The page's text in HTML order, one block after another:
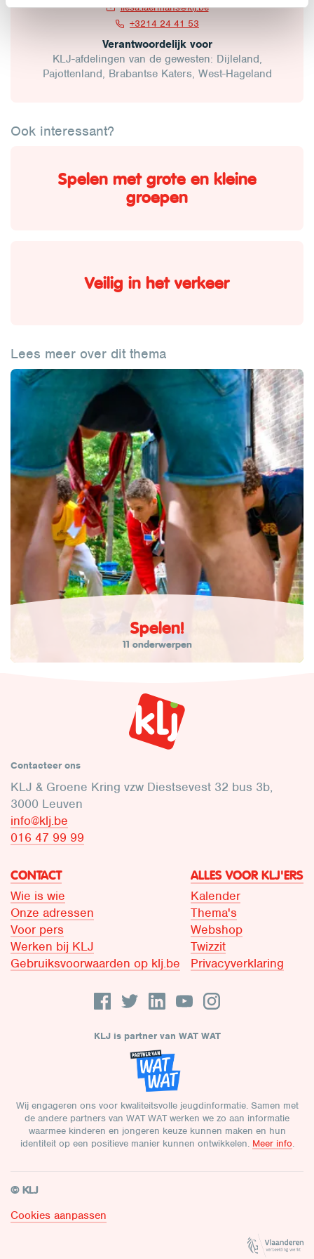
liesa.laermans@klj.be
+3214 24 41 53
Verantwoordelijk voor
KLJ-afdelingen van de gewesten: Dijleland,
Pajottenland, Brabantse Katers, West-Hageland
Ook interessant?
Spelen met grote en kleine
groepen
Veilig in het verkeer
Lees meer over dit thema
Spelen!
11 onderwerpen
Contacteer ons
KLJ & Groene Kring vzw Diestsevest 32 bus 3b,
3000 Leuven
info@klj.be​
016 47 99 99
CONTACT
Wie is wie
Onze adressen
Voor pers
Werken bij KLJ
Gebruiksvoorwaarden op klj.be
ALLES VOOR KLJ'ERS
Kalender
Thema's
Webshop
Twizzit
Privacyverklaring
KLJ is partner van WAT WAT
Wij engageren ons voor kwaliteitsvolle jeugdinformatie. Samen met
de andere partners van WAT WAT werken we zo aan informatie
waarmee kinderen en jongeren keuze kunnen maken en hun
identiteit op een positieve manier kunnen ontwikkelen. Meer info.
© KLJ
Cookies aanpassen